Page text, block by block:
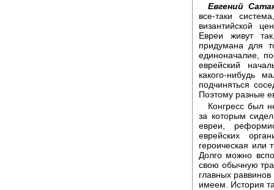
Евгений
все-таки
византийской
Евреи живут
придумана для
единоначалие,
еврейский
какого-нибудь
подчиняться
Поэтому разные
Конгресс был
за которым
евреи,
еврейских
героическая или
Долго можно
свою обычную
главных
имеем. История